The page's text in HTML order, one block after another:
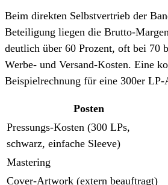
Beim direkten Selbstvertrieb der
Beteiligung liegen die Brutto-
deutlich über 60 Prozent, oft bei 70
Werbe- und Versand-Kosten. Eine
Beispielrechnung für eine 300er LP-
Posten
Pressungs-Kosten (300 LPs,
schwarz, einfache Sleeve)
Mastering
Cover-Artwork (extern beauftragt)